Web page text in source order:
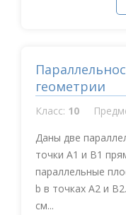
геометрии
Класс: 10
Даны две
точки А1 и В1
параллельные
b в точках А2 и
см...